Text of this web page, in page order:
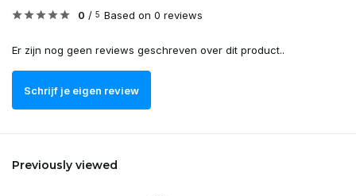
0 / 5 Based on 0 reviews
Er zijn nog geen reviews geschreven over dit product..
Schrijf je eigen review
Previously viewed